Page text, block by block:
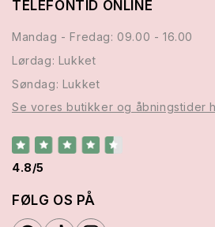
TELEFONTID ONLINE
Mandag - Fredag: 09.00 - 16.00
Lørdag: Lukket
Søndag: Lukket
Se vores butikker og åbningstider
4.8/5
FØLG OS PÅ